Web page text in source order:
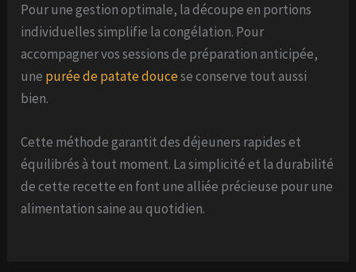
Pour une gestion optimale, la découpe en portions
individuelles simplifie la congélation. Pour
accompagner vos sessions de préparation anticipée,
une purée de patate doucese conserve tout aussi
bien.
Cette méthode garantit des déjeuners rapides et
équilibrés à tout moment. La simplicité et la durabilité
de cette recette en font une alliée précieuse pour une
alimentation saine au quotidien.